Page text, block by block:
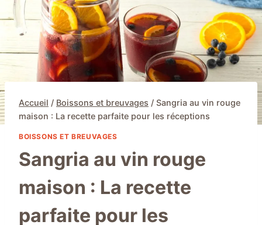
Accueil / Boissons et breuvages / Sangria au vin rouge
maison : La recette parfaite pour les réceptions
BOISSONS ET BREUVAGES
Sangria au vin rouge
maison : La recette
parfaite pour les